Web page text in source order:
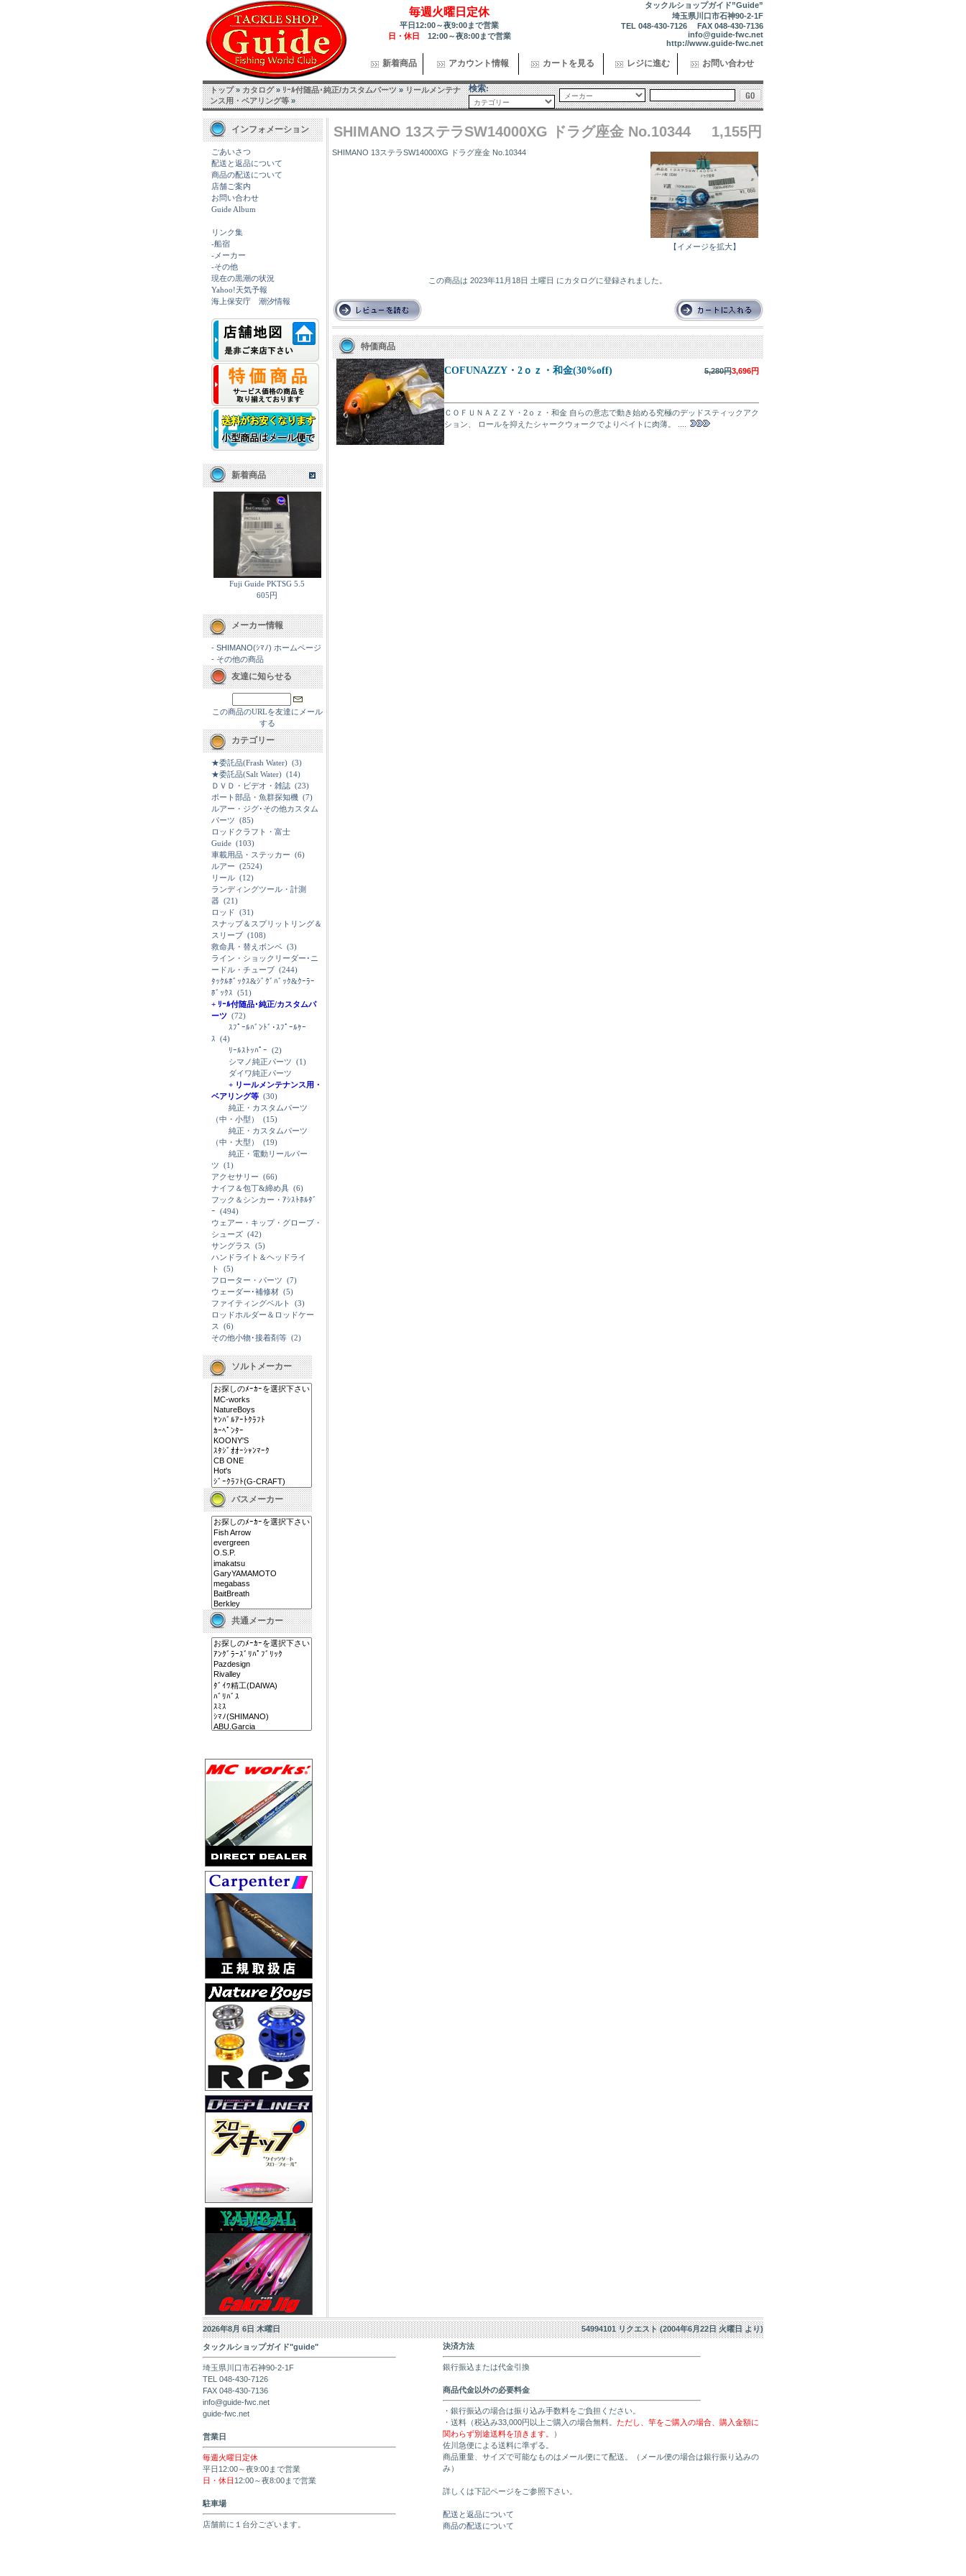
毎週火曜日定休
平日12:00～夜9:00まで営業
日・休日 12:00～夜8:00まで営業
タックルショップガイド”Guide”
埼玉県川口市石神90-2-1F
TEL 048-430-7126 FAX 048-430-7136
info@guide-fwc.net
http://www.guide-fwc.net
新着商品 アカウント情報 カートを見る レジに進む お問い合わせ
トップ»カタログ»ﾘｰﾙ付随品･純正/カスタムパーツ»リールメンテナ
ンス用・ベアリング等»
検索:
インフォメーション
ごあいさつ
配送と返品について
商品の配送について
店舗ご案内
お問い合わせ
Guide Album
リンク集
-船宿
-メーカー
-その他
現在の黒潮の状況
Yahoo!天気予報
海上保安庁 潮汐情報
新着商品
Fuji Guide PKTSG 5.5
605円
メーカー情報
- SHIMANO(ｼﾏﾉ) ホームページ
- その他の商品
友達に知らせる
この商品のURLを友達にメール
する
カテゴリー
★委託品(Frash Water) (3)
★委託品(Salt Water) (14)
ＤＶＤ・ビデオ・雑誌 (23)
ボート部品・魚群探知機 (7)
ルアー・ジグ･その他カスタム
パーツ (85)
ロッドクラフト・富士
Guide (103)
車載用品・ステッカー (6)
ルアー (2524)
リール (12)
ランディングツール・計測
器 (21)
ロッド (31)
スナップ＆スプリットリング＆
スリーブ (108)
救命具・替えボンベ (3)
ライン・ショックリーダー･ニ
ードル・チューブ (244)
ﾀｯｸﾙﾎﾞｯｸｽ&ｼﾞｸﾞﾊﾞｯｸ&ｸｰﾗｰ
ﾎﾞｯｸｽ (51)
+ ﾘｰﾙ付随品･純正/カスタムパ
ーツ (72)
ｽﾌﾟｰﾙﾊﾞﾝﾄﾞ･ｽﾌﾟｰﾙｹｰ
ｽ (4)
ﾘｰﾙｽﾄｯﾊﾟｰ (2)
シマノ純正パーツ (1)
ダイワ純正パーツ
+ リールメンテナンス用・
ベアリング等 (30)
純正・カスタムパーツ
（中・小型）
(15)
純正・カスタムパーツ
（中・大型）
(19)
純正・電動リールパー
ツ (1)
アクセサリー (66)
ナイフ＆包丁&締め具 (6)
フック＆シンカー・ｱｼｽﾄﾎﾙﾀﾞ
ｰ (494)
ウェアー・キップ・グローブ・
シューズ (42)
サングラス
(5)
ハンドライト＆ヘッドライ
ト
(5)
フローター・パーツ (7)
ウェーダー･補修材 (5)
ファイティングベルト
(3)
ロッドホルダー＆ロッドケー
ス
(6)
その他小物･接着剤等 (2)
ソルトメーカー
バスメーカー
共通メーカー
SHIMANO 13ステラSW14000XG ドラグ座金 No.10344 1,155円
【イメージを拡大】
SHIMANO 13ステラSW14000XG ドラグ座金 No.10344
この商品は 2023年11月18日 土曜日 にカタログに登録されました。
特価商品
COFUNAZZY・2ｏｚ・和金(30%off) 5,280円3,696円
ＣＯＦＵＮＡＺＺＹ・2ｏｚ・和金 自らの意志で動き始める究極のデッドスティックアク
ション、 ロールを抑えたシャークウォークでよりベイトに肉薄。 ....
2026年8月 6日 木曜日 54994101 リクエスト (2004年6月22日 火曜日 より)
タックルショップガイド"guide"
埼玉県川口市石神90-2-1F
TEL 048-430-7126
FAX 048-430-7136
info@guide-fwc.net
guide-fwc.net
営業日
毎週火曜日定休
平日12:00～夜9:00まで営業
日・休日 12:00～夜8:00まで営業
駐車場
店舗前に１台分ございます。
決済方法
銀行振込または代金引換
商品代金以外の必要料金
・銀行振込の場合は振り込み手数料をご負担ください。
・送料（税込み33,000円以上ご購入の場合無料。 ただし、竿をご購入の場合、購入金額に
関わらず別途送料を頂きます。
）
佐川急便による送料に準ずる。
商品重量、サイズで可能なものはメール便にて配送。（メール便の場合は銀行振り込みの
み）
詳しくは下記ページをご参照下さい。
配送と返品について
商品の配送について